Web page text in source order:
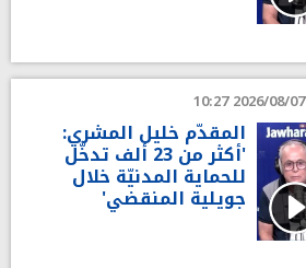
2026/08/07 10:27
المقدّم خليل المشري:
'أكثر من 23 ألف تدخّل
للحماية المدنيّة خلال
جويلية المنقضي'